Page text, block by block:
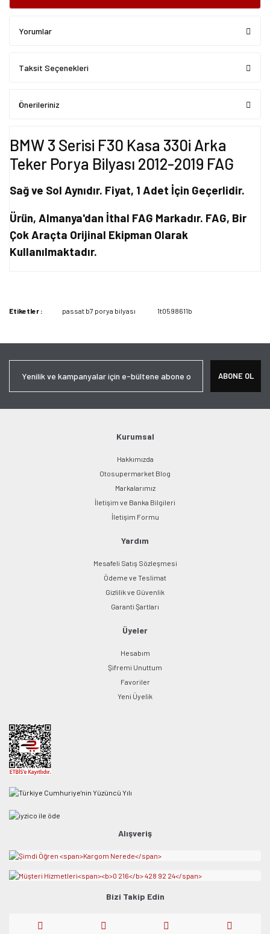
Yorumlar
Taksit Seçenekleri
Önerileriniz
BMW 3 Serisi F30 Kasa 330i Arka
Teker Porya Bilyası 2012-2019 FAG
Sağ ve Sol Aynıdır. Fiyat, 1 Adet İçin Geçerlidir.
Ürün, Almanya'dan İthal FAG Markadır. FAG, Bir
Çok Araçta Orijinal Ekipman Olarak
Kullanılmaktadır.
tarafımıza iletebilirsiniz.
Ürün bilgilerinde hatalar bulunuyor.
Etiketler : passat b7 porya bilyası 1t0598611b
ABONE OL
Kurumsal
Hakkımızda
Otosupermarket Blog
Markalarımız
İletişim ve Banka Bilgileri
İletişim Formu
Yardım
Mesafeli Satış Sözleşmesi
Ödeme ve Teslimat
Gizlilik ve Güvenlik
Garanti Şartları
Üyeler
Hesabım
Şifremi Unuttum
Favoriler
Yeni Üyelik
Alışveriş
Bizi Takip Edin